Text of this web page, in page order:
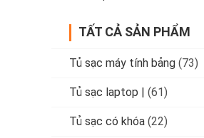
TẤT CẢ SẢN PHẨM
Tủ sạc máy tính bảng (73)
Tủ sạc laptop | (61)
Tủ sạc có khóa (22)